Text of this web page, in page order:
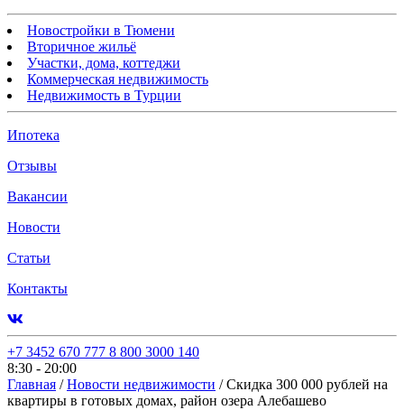
Новостройки в Тюмени
Вторичное жильё
Участки, дома, коттеджи
Коммерческая недвижимость
Недвижимость в Турции
Ипотека
Отзывы
Вакансии
Новости
Статьи
Контакты
+7 3452 670 777 8 800 3000 140
8:30 - 20:00
Главная / Новости недвижимости / Скидка 300 000 рублей на
квартиры в готовых домах, район озера Алебашево